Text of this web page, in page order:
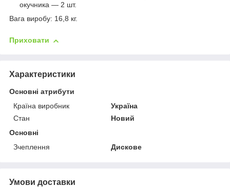
окучника — 2 шт.
Вага виробу: 16,8 кг.
Приховати
Характеристики
Основні атрибути
Країна виробник
Україна
Стан
Новий
Основні
Зчеплення
Дискове
Умови доставки